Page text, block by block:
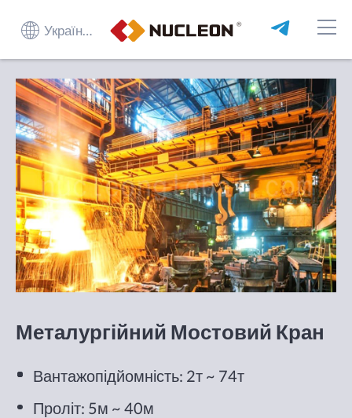
Українська
Металургійний Мостовий Кран
Вантажопідйомність: 2т ~ 74т
Проліт: 5м ~ 40м